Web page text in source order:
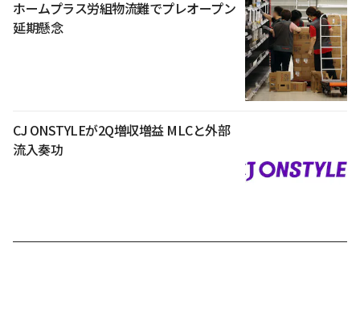
ホームプラス労組物流難でプレオープン
延期懸念
CJ ONSTYLEが2Q増収増益 MLCと外部
流入奏功